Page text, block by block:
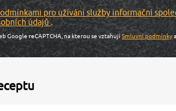
pro užívání služby informační
údajů.
Google reCAPTCHA, na kterou se vztahujíSmluvní podmínkya